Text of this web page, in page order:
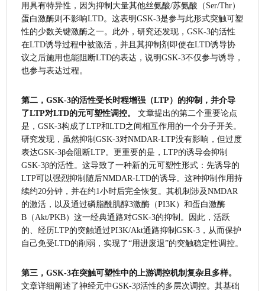
用具有特异性，因为抑制大量其他丝氨酸/苏氨酸（Ser/Thr）
蛋白激酶则不影响LTD。这表明GSK-3是参与此形式突触可塑
性的少数关键激酶之一。此外，研究还发现，GSK-3的活性
在LTD诱导过程中被激活，并且其抑制剂即使在LTD诱导协
议之后施用也能阻断LTD的表达，说明GSK-3不仅参与诱导，
也参与表达过程。
第二，GSK-3的活性受长时程增强（LTP）的抑制，并介导
了LTP对LTD的元可塑性调控。
文章提出的第二个重要论点
是，GSK-3构成了LTP和LTD之间相互作用的一个分子开关。
研究发现，虽然抑制GSK-3对NMDAR-LTP没有影响，但过度
表达GSK-3β会阻断LTP。更重要的是，LTP的诱导会抑制
GSK-3β的活性。这导致了一种新的元可塑性形式：先诱导的
LTP可以强烈抑制随后NMDAR-LTD的诱导。这种抑制作用持
续约20分钟，并在约1小时后完全恢复。其机制涉及NMDAR
的激活，以及通过磷脂酰肌醇3激酶（PI3K）和蛋白激酶
B（Akt/PKB）这一经典通路对GSK-3的抑制。因此，活跃
的、经历LTP的突触通过PI3K/Akt通路抑制GSK-3，从而保护
自己免受LTD的削弱，实现了“用进废退”的突触稳定性调控。
第三，GSK-3在突触可塑性中的上游调控机制复杂且多样。
文章详细阐述了神经元中GSK-3β活性的多层次调控。其基础